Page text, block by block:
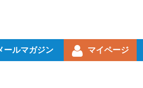
ールマガジン マイページ